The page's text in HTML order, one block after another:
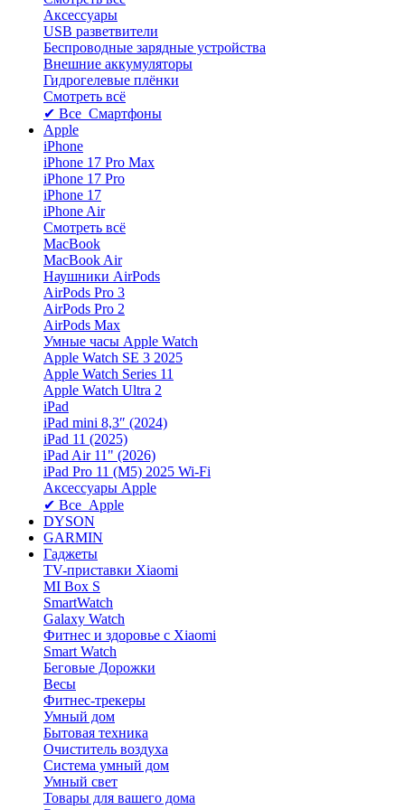
Аксессуары
USB разветвители
Беспроводные зарядные устройства
Внешние аккумуляторы
Гидрогелевые плёнки
Смотреть всё
✔ Все Смартфоны
Apple
iPhone
iPhone 17 Pro Max
iPhone 17 Pro
iPhone 17
iPhone Air
Смотреть всё
MacBook
MacBook Air
Наушники AirPods
AirPods Pro 3
AirPods Pro 2
AirPods Max
Умные часы Apple Watch
Apple Watch SE 3 2025
Apple Watch Series 11
Apple Watch Ultra 2
iPad
iPad mini 8,3″ (2024)
iPad 11 (2025)
iPad Air 11" (2026)
iPad Pro 11 (M5) 2025 Wi-Fi
Аксессуары Apple
✔ Все Apple
DYSON
GARMIN
Гаджеты
TV-приставки Xiaomi
MI Box S
SmartWatch
Galaxy Watch
Фитнес и здоровье с Xiaomi
Smart Watch
Беговые Дорожки
Весы
Фитнес-трекеры
Умный дом
Бытовая техника
Очиститель воздуха
Система умный дом
Умный свет
Товары для вашего дома